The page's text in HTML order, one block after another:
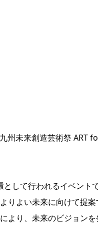
州未来創造芸術祭 ART
して行われるイベント
りよい未来に向けて提
り、未来のビジョンを